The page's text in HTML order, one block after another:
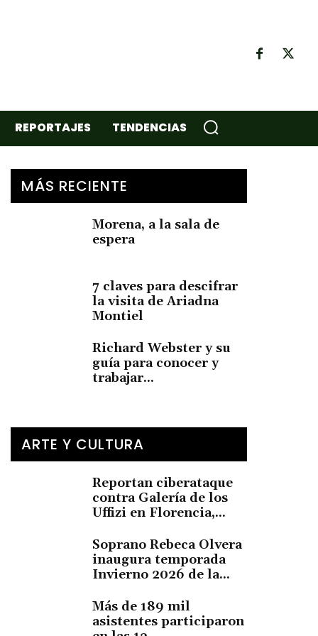
REPORTAJES TENDENCIAS
MÁS RECIENTE
Morena, a la sala de
espera
7 claves para descifrar
la visita de Ariadna
Montiel
Richard Webster y su
guía para conocer y
trabajar...
ARTE Y CULTURA
Reportan ciberataque
contra Galería de los
Uffizi en Florencia,...
Soprano Rebeca Olvera
inaugura temporada
Invierno 2026 de la...
Más de 189 mil
asistentes participaron